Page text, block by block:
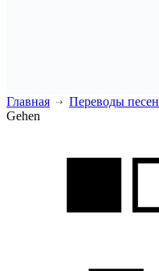
Главная Переводы песен
Gehen